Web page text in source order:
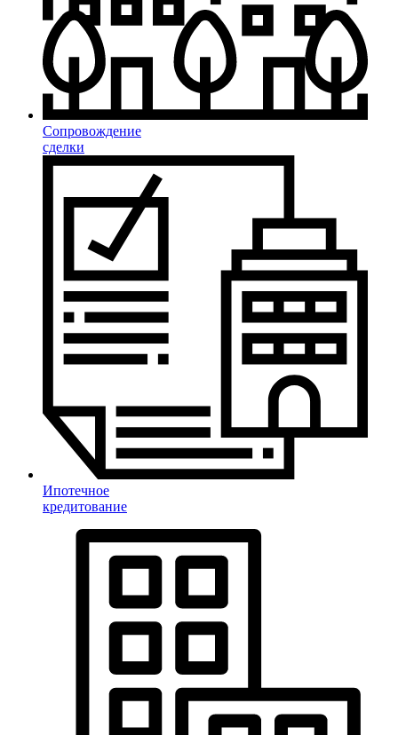
Сопровождение
сделки
Ипотечное
кредитование